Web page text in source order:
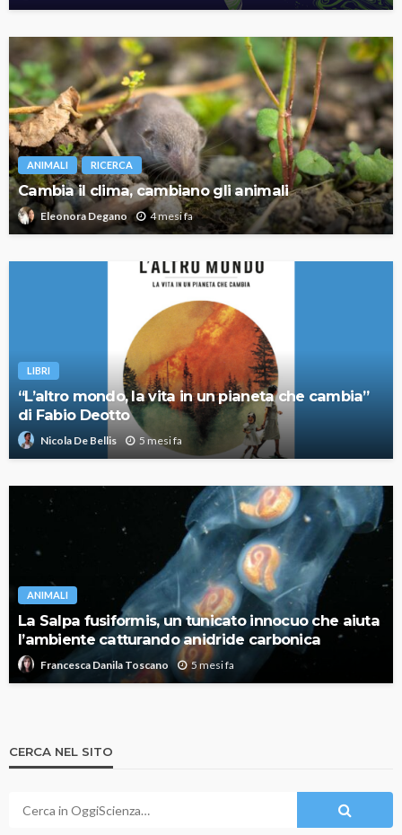
ANIMALI RICERCA
Cambia il clima, cambiano gli animali
Eleonora Degano 4 mesi fa
LIBRI
“L’altro mondo, la vita in un pianeta che cambia”
di Fabio Deotto
Nicola De Bellis 5 mesi fa
ANIMALI
La Salpa fusiformis, un tunicato innocuo che aiuta
l’ambiente catturando anidride carbonica
Francesca Danila Toscano 5 mesi fa
CERCA NEL SITO